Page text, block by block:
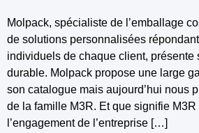
Molpack, spécialiste de l’emballage
de solutions personnalisées
individuels de chaque client, présente
durable. Molpack propose une large
son catalogue mais aujourd’hui nous
de la famille M3R. Et que signifie M3R
l’engagement de l’entreprise […]